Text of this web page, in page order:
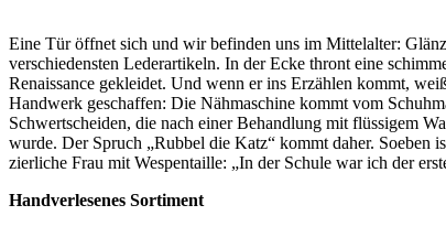
Eine Tür öffnet sich und wir befinden uns im Mittelalter:
verschiedensten Lederartikeln. In der Ecke thront eine
Renaissance gekleidet. Und wenn er ins Erzählen kommt,
Handwerk geschaffen: Die Nähmaschine kommt vom
Schwertscheiden, die nach einer Behandlung mit flüssigem
wurde. Der Spruch „Rubbel die Katz“ kommt daher.
zierliche Frau mit Wespentaille: „In der Schule war ich der
Handverlesenes Sortiment